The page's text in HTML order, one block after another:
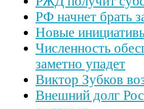
РФ начнет брать
Новые
Численность
заметно упадет
Виктор Зубков
Внешний долг